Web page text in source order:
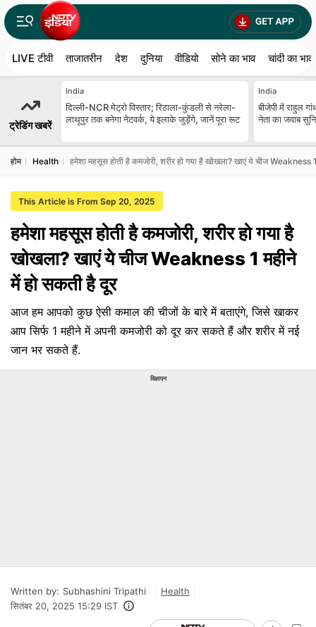
LIVE टीवी ताजातरीन देश दुनिया वीडियो सोने का भाव चांदी का भाव
ट्रेडिंग खबरें
India
दिल्ली-NCR मेट्रो विस्तार; रिठाला-कुंडली से नरेला-
लाथूपुर तक बनेगा नेटवर्क, ये इलाके जुड़ेंगे, जानें पूरा रूट
India
बीजेपी में राहुल
नेता का जवाब
होम Health हमेशा महसूस होती है कमजोरी, शरीर हो गया है खोखला? खाएं ये चीज Weakness
This Article is From Sep 20, 2025
हमेशा महसूस होती है कमजोरी, शरीर हो गया है
खोखला? खाएं ये चीज Weakness 1 महीने
में हो सकती है दूर
आज हम आपको कुछ ऐसी कमाल की चीजों के बारे में बताएंगे, जिसे खाकर
आप सिर्फ 1 महीने में अपनी कमजोरी को दूर कर सकते हैं और शरीर में नई
जान भर सकते हैं.
विज्ञापन
Written by: Subhashini Tripathi
Health
सितंबर 20, 2025 15:29 IST